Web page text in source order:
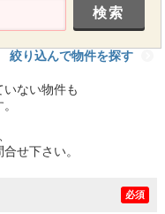
絞り込んで物件を探す
ない物件も
せ下さい。
必須